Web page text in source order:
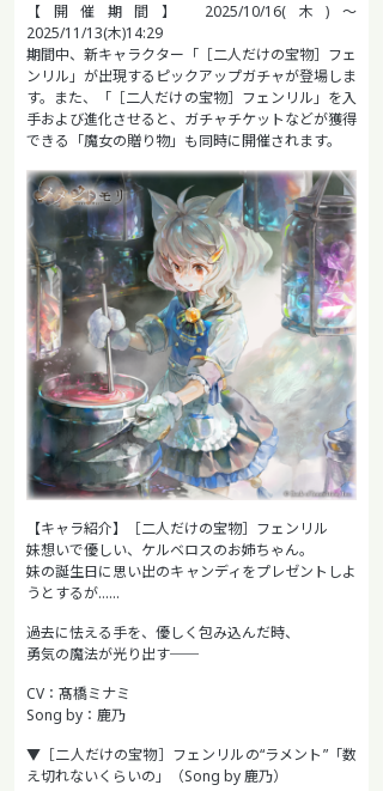
【開催期間】 2025/10/16(木)～
2025/11/13(木)14:29
期間中、新キャラクター「［二人だけの宝物］フェ
ンリル」が出現するピックアップガチャが登場しま
す。また、「［二人だけの宝物］フェンリル」を入
手および進化させると、ガチャチケットなどが獲得
できる「魔女の贈り物」も同時に開催されます。
【キャラ紹介】［二人だけの宝物］フェンリル
妹想いで優しい、ケルベロスのお姉ちゃん。
妹の誕生日に思い出のキャンディをプレゼントしよ
うとするが……
過去に怯える手を、優しく包み込んだ時、
勇気の魔法が光り出す──
CV：髙橋ミナミ
Song by：鹿乃
▼［二人だけの宝物］フェンリルの“ラメント”「数
え切れないくらいの」（Song by 鹿乃）